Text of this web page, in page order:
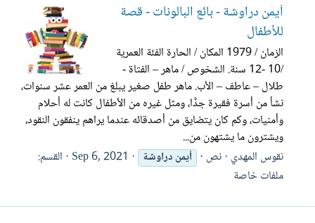
أيمن دراوشة - بائع البالونات - قصة
للأطفال
الزمان / 1979 المكان / الحارة الفئة العمرية
/10 -12 سنة. الشخوص / ماهر – الفتاة -
طلال – عاطف – الأب. ماهر طفل صغير يبلغ من العمر عشر سنوات،
نشأ من أسرة فقيرة جدًّا، ومثل غيره من الأطفال كانت له أحلام
وأمنيات، وكم كان يتضايق من أصدقائه عندما يراهم ينفقون النقود،
ويشترون ما يشتهون من...
نقوس المهدي نص أيمندراوشة Sep 6, 2021 القسم:
ملفات خاصة